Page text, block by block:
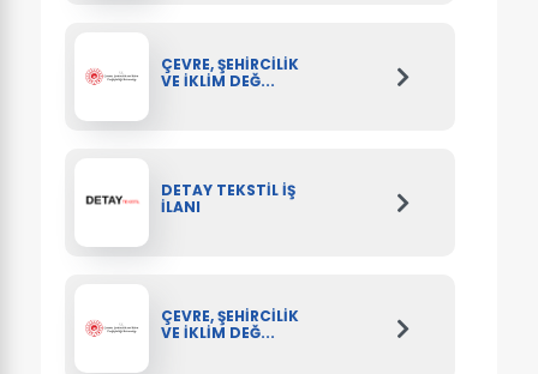
ÇEVRE, ŞEHİRCİLİK
VE İKLİM DEĞ...
DETAY TEKSTİL İŞ
İLANI
ÇEVRE, ŞEHİRCİLİK
VE İKLİM DEĞ...